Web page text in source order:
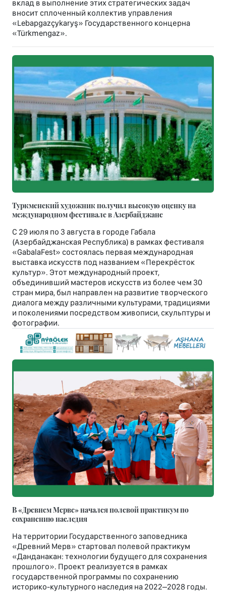
вклад в выполнение этих стратегических задач
вносит сплоченный коллектив управления
«Lebapgazçykaryş» Государственного концерна
«Türkmengaz».
Туркменский художник получил высокую оценку на
международном фестивале в Азербайджане
С 29 июля по 3 августа в городе Габала
(Азербайджанская Республика) в рамках фестиваля
«GabalaFest» состоялась первая международная
выставка искусств под названием «Перекрёсток
культур». Этот международный проект,
объединивший мастеров искусств из более чем 30
стран мира, был направлен на развитие творческого
диалога между различными культурами, традициями
и поколениями посредством живописи, скульптуры и
фотографии.
В «Древнем Мерве» начался полевой практикум по
сохранению наследия
На территории Государственного заповедника
«Древний Мерв» стартовал полевой практикум
«Данданакан: технологии будущего для сохранения
прошлого». Проект реализуется в рамках
государственной программы по сохранению
историко-культурного наследия на 2022–2028 годы.